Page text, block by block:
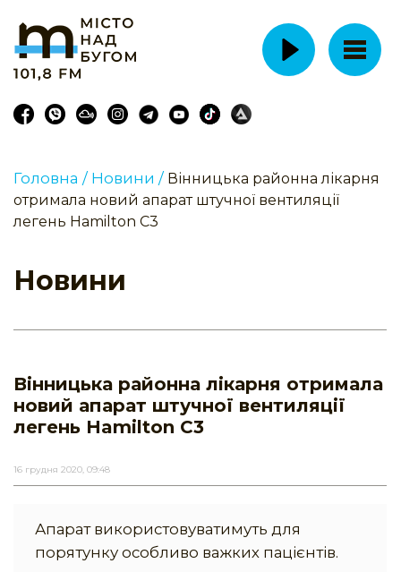
Головна / Новини / Вінницька районна лікарня
отримала новий апарат штучної вентиляції
легень Hamilton C3
Новини
Вінницька районна лікарня отримала
новий апарат штучної вентиляції
легень Hamilton C3
16 грудня 2020, 09:48
Апарат використовуватимуть для
порятунку особливо важких пацієнтів.